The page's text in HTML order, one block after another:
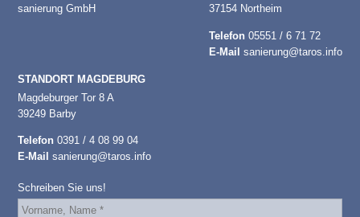
sanierung GmbH
37154 Northeim
Telefon 05551 / 6 71 72
E-Mail sanierung@taros.info
STANDORT MAGDEBURG
Magdeburger Tor 8 A
39249 Barby
Telefon 0391 / 4 08 99 04
E-Mail
sanierung@taros.info
Schreiben Sie uns!
taros